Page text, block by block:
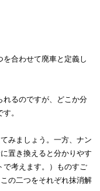
合わせて廃車と定義し
れるのですが、どこか分
。
みましょう。一方、ナン
置き換えると分かりやす
で考えます。）ものすご
の二つをそれぞれ抹消解